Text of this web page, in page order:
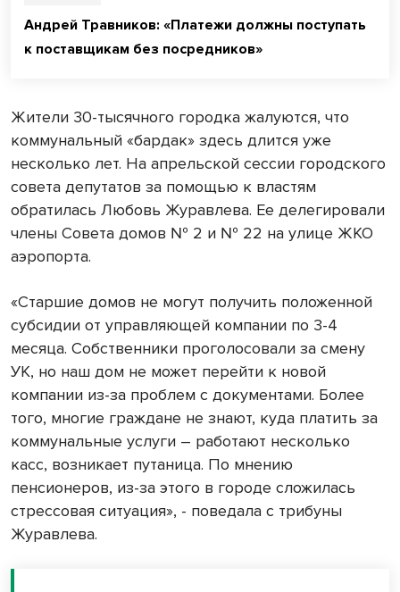
Андрей Травников: «Платежи должны поступать
к поставщикам без посредников»
Жители 30-тысячного городка жалуются, что
коммунальный «бардак» здесь длится уже
несколько лет. На апрельской сессии городского
совета депутатов за помощью к властям
обратилась Любовь Журавлева. Ее делегировали
члены Совета домов № 2 и № 22 на улице ЖКО
аэропорта.
«Старшие домов не могут получить положенной
субсидии от управляющей компании по 3-4
месяца. Собственники проголосовали за смену
УК, но наш дом не может перейти к новой
компании из-за проблем с документами. Более
того, многие граждане не знают, куда платить за
коммунальные услуги – работают несколько
касс, возникает путаница. По мнению
пенсионеров, из-за этого в городе сложилась
стрессовая ситуация», - поведала с трибуны
Журавлева.